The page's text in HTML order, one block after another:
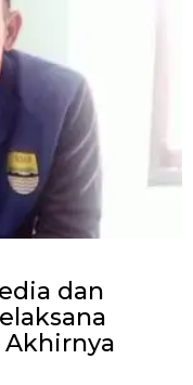
dan
Akhirnya